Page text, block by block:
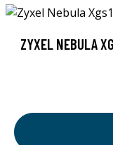
ZYXEL NEBULA